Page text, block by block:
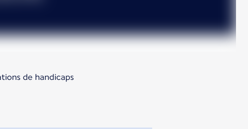
de handicaps